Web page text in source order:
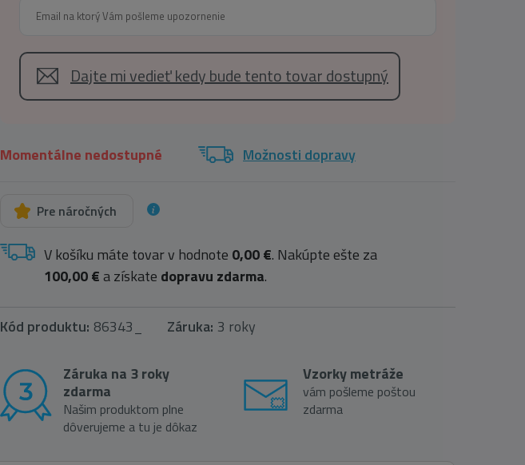
Dajte mi vedieť kedy bude tento tovar dostupný
Momentálne nedostupné Možnosti dopravy
Pre náročných
V košíku máte tovar v hodnote 0,00 €. Nakúpte ešte za
100,00 €a získate dopravu zdarma.
Kód produktu: 86343_ Záruka: 3 roky
Záruka na 3 roky
zdarma
Našim produktom plne
dôverujeme a tu je dôkaz
Vzorky metráže
vám pošleme poštou
zdarma